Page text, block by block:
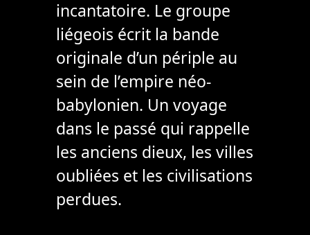
incantatoire. Le groupe
liégeois écrit la bande
originale d’un périple au
sein de l’empire néo-
babylonien. Un voyage
dans le passé qui rappelle
les anciens dieux, les villes
oubliées et les civilisations
perdues.